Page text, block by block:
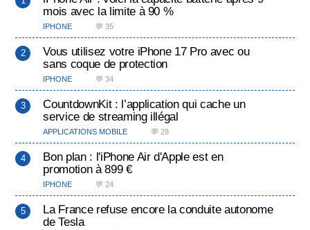
mois avec la limite à 90 %
IPHONE 💬 35
Vous utilisez votre iPhone 17 Pro avec ou
sans coque de protection
IPHONE 💬 34
CountdownKit : l’application qui cache un
service de streaming illégal
APPLICATIONS MOBILE 💬 28
Bon plan : l'iPhone Air d'Apple est en
promotion à 899 €
IPHONE 💬 24
La France refuse encore la conduite autonome
de Tesla